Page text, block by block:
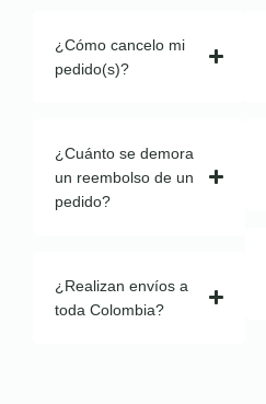
¿Cómo cancelo mi
pedido(s)?
¿Cuánto se demora
un reembolso de un
pedido?
¿Realizan envíos a
toda Colombia?